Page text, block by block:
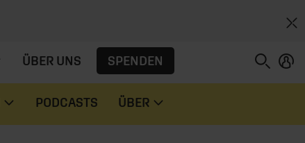
ÜBER UNS SPENDEN
PODCASTS ÜBER